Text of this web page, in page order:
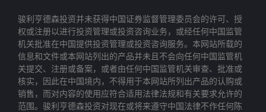
骏利亨德森投资并未获得中国证券监督管理委员会的许可、授
权或注册以进行投资管理或投资咨询业务，或经任何中国监管
机关批准在中国提供投资管理或投资咨询服务。本网站所载的
信息和文件或本网站列出的产品并未且不会向任何中国监管机
关提交、注册或备案，或者由任何中国监管机关审查、批准或
核实，因此在中国境内，不得用于本网站所列出产品的认购或
销售，而对内容的使用应符合适用法律法规和有关要求允许的
范围。骏利亨德森投资对现在或将来遵守中国法律不作任何陈